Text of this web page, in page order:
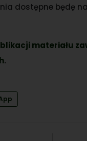
dostępne będę
materiału
.